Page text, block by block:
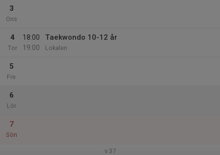
3
Ons
4
Tor
18:00
19:00
Taekwondo 10-12 år
Lokalen
5
Fre
6
Lör
7
Sön
v.37